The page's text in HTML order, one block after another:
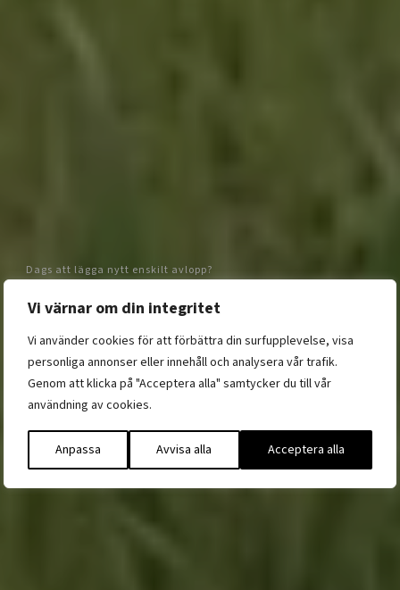
Vi värnar om din integritet
Vi använder cookies för att förbättra din surfupplevelse, visa
personliga annonser eller innehåll och analysera vår trafik.
Genom att klicka på "Acceptera alla" samtycker du till vår
användning av cookies.
Anpassa Avvisa alla Acceptera alla
Dags att lägga nytt enskilt avlopp?
Enskilt avlopp till
alla typer av
fastigheter